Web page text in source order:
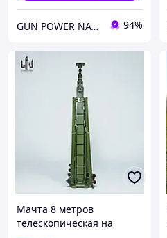
GUN POWER NATION 94%
Мачта 8 метров
телескопическая на